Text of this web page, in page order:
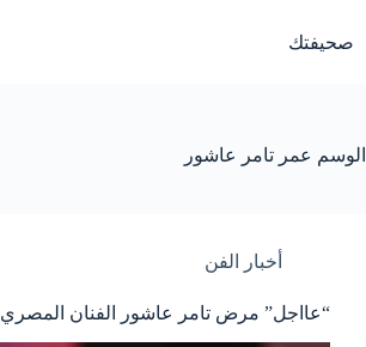
المحتوى
صحيفتك
الوسم عمر تامر عاشور
أخبار الفن
“عااجل” مرض تامر عاشور الفنان المصري